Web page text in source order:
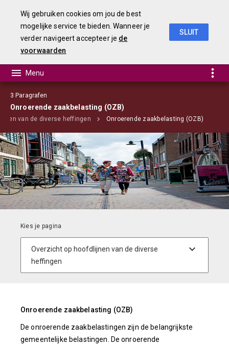
3 Paragrafen
Onroerende zaakbelasting (OZB)
van de diverse heffingen Onroerende zaakbelasting (OZB)
Onroerende zaakbelasting (OZB)
De onroerende zaakbelastingen zijn de belangrijkste
gemeentelijke belastingen. De onroerende
Wij gebruiken cookies om jou de best
mogelijke service te bieden. Wanneer je
verder navigeert accepteer je de
voorwaarden
SLUIT